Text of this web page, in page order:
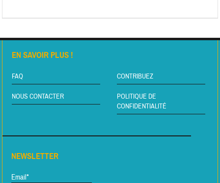
EN SAVOIR PLUS !
FAQ CONTRIBUEZ
NOUS CONTACTER
POLITIQUE DE
CONFIDENTIALITÉ
NEWSLETTER
Email*